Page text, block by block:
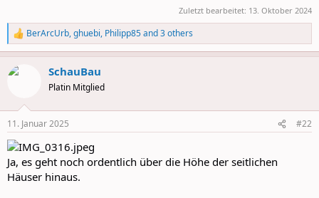
Zuletzt bearbeitet: 13. Oktober 2024
R
e
a
c
s
:
BerArcUrb,ghuebi, Philipp85and 3 others
SchauBau
Platin Mitglied
11. Januar 2025 #22
Ja, es geht noch ordentlich über die Höhe der seitlichen
Häuser hinaus.